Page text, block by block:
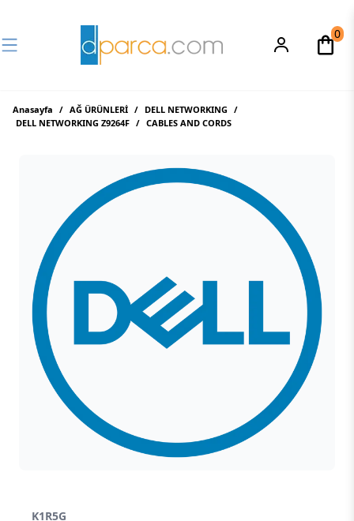
0
Anasayfa / AĞ ÜRÜNLERİ / DELL NETWORKING /
DELL NETWORKING Z9264F / CABLES AND CORDS
K1R5G